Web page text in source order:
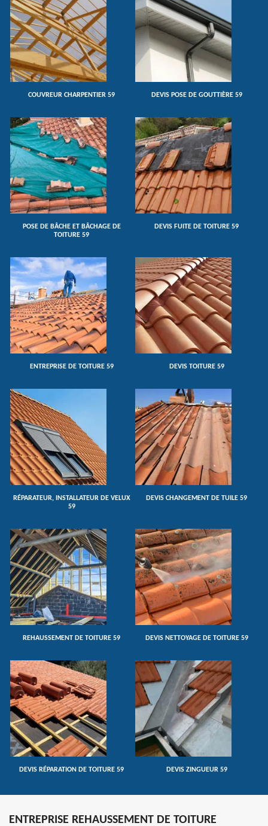
COUVREUR CHARPENTIER 59 DEVIS POSE DE GOUTTIÈRE 59
POSE DE BÂCHE ET BÂCHAGE DE
TOITURE 59
DEVIS FUITE DE TOITURE 59
ENTREPRISE DE TOITURE 59 DEVIS TOITURE 59
RÉPARATEUR, INSTALLATEUR DE VELUX
59
DEVIS CHANGEMENT DE TUILE 59
REHAUSSEMENT DE TOITURE 59 DEVIS NETTOYAGE DE TOITURE 59
DEVIS RÉPARATION DE TOITURE 59 DEVIS ZINGUEUR 59
ENTREPRISE REHAUSSEMENT DE TOITURE